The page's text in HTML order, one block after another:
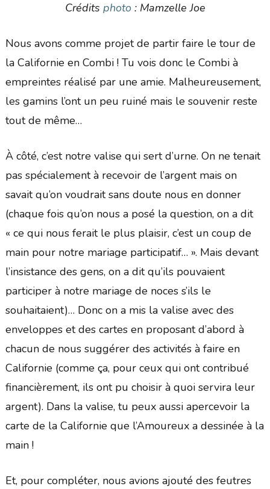
Crédits photo: Mamzelle Joe
Nous avons comme projet de partir faire le tour de
la Californie en Combi ! Tu vois donc le Combi à
empreintes réalisé par une amie. Malheureusement,
les gamins l’ont un peu ruiné mais le souvenir reste
tout de même…
À côté, c’est notre valise qui sert d’urne. On ne tenait
pas spécialement à recevoir de l’argent mais on
savait qu’on voudrait sans doute nous en donner
(chaque fois qu’on nous a posé la question, on a dit
« ce qui nous ferait le plus plaisir, c’est un coup de
main pour notre mariage participatif… ». Mais devant
l’insistance des gens, on a dit qu’ils pouvaient
participer à notre mariage de noces s’ils le
souhaitaient)… Donc on a mis la valise avec des
enveloppes et des cartes en proposant d’abord à
chacun de nous suggérer des activités à faire en
Californie (comme ça, pour ceux qui ont contribué
financièrement, ils ont pu choisir à quoi servira leur
argent). Dans la valise, tu peux aussi apercevoir la
carte de la Californie que l’Amoureux a dessinée à la
main !
Et, pour compléter, nous avions ajouté des feutres